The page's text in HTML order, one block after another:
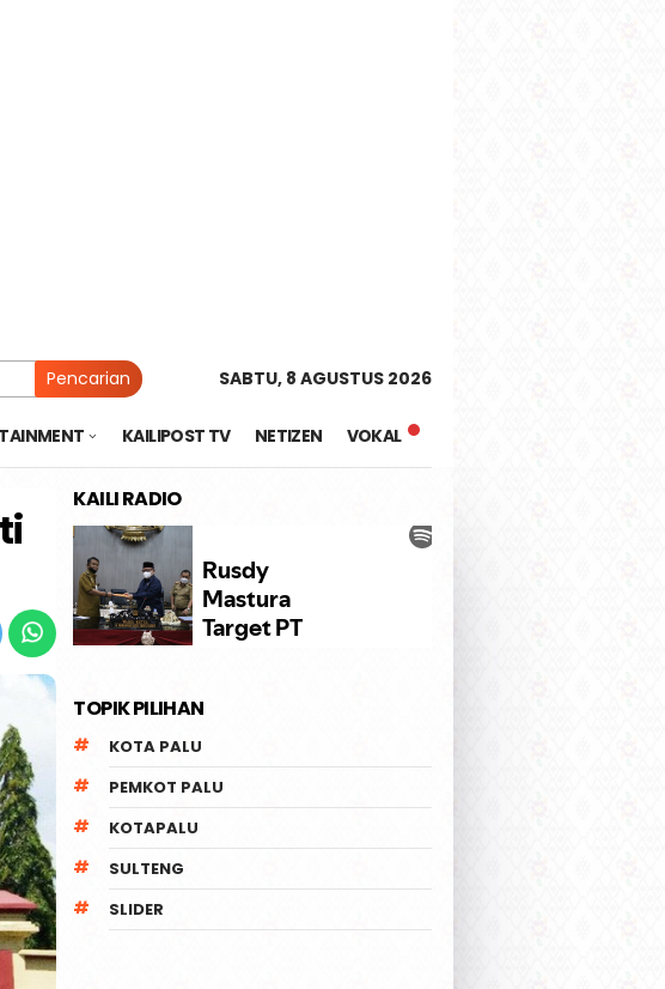
Pencarian SABTU, 8 AGUSTUS 2026
KAILIPOST TV NETIZEN VOKAL
KAILI RADIO
TOPIK PILIHAN
KOTA PALU
PEMKOT PALU
KOTAPALU
SULTENG
SLIDER